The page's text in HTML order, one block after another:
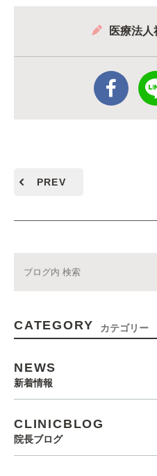
医療法
PREV
CATEGORY カテゴリー
NEWS
新着情報
CLINICBLOG
院長ブログ